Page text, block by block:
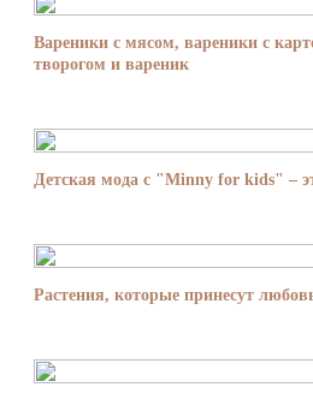
Вареники с мясом, вареники с
творогом и вареник
Детская мода с "Minny for kids" –
Растения, которые принесут